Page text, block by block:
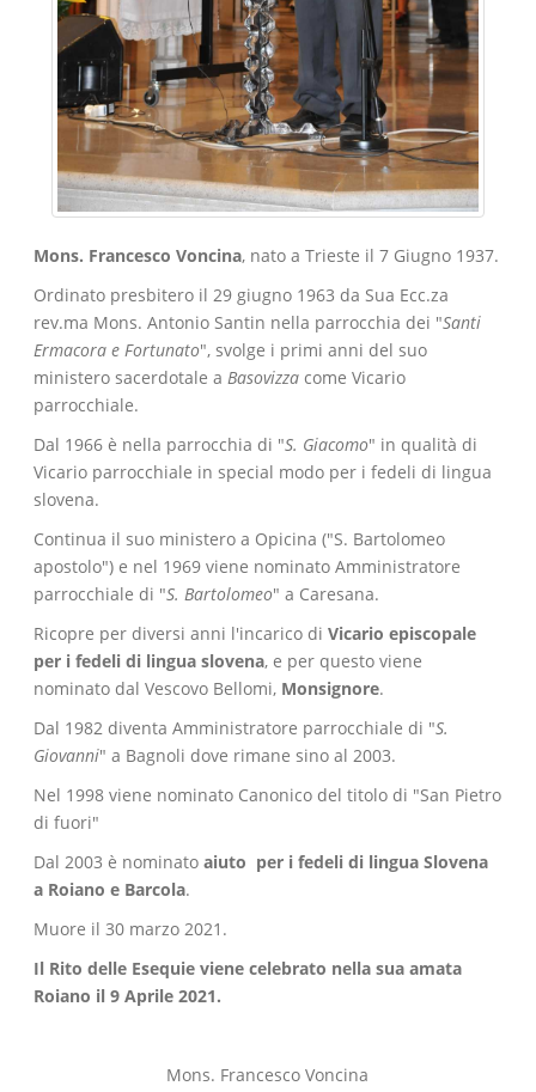
Mons. Francesco Voncina, nato a Trieste il 7 Giugno 1937.
Ordinato presbitero il 29 giugno 1963 da Sua Ecc.za
rev.ma Mons. Antonio Santin nella parrocchia dei "Santi
Ermacora e Fortunato", svolge i primi anni del suo
ministero sacerdotale a Basovizza come Vicario
parrocchiale.
Dal 1966 è nella parrocchia di "S. Giacomo" in qualità di
Vicario parrocchiale in special modo per i fedeli di lingua
slovena.
Continua il suo ministero a Opicina ("S. Bartolomeo
apostolo") e nel 1969 viene nominato Amministratore
parrocchiale di "S. Bartolomeo" a Caresana.
Ricopre per diversi anni l'incarico diVicario episcopale
per i fedeli di lingua slovena, e per questo viene
nominato dal Vescovo Bellomi, Monsignore.
Dal 1982 diventa Amministratore parrocchiale di "S.
Giovanni" a Bagnoli dove rimane sino al 2003.
Nel 1998 viene nominato Canonico del titolo di "San Pietro
di fuori"
Dal 2003 è nominato aiuto per i fedeli di lingua Slovena
a Roiano e Barcola.
Muore il 30 marzo 2021.
Il Rito delle Esequie viene celebrato nella sua amata
Roiano il 9 Aprile 2021.
Mons. Francesco Voncina